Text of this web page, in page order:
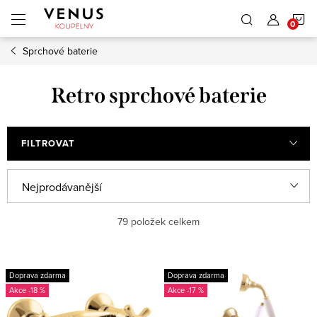
obsah
Sprchové baterie
Retro sprchové baterie
FILTROVAT
a
n
í
Nejprodávanější
Abecedně
79 položek celkem
V
ý
p
Doprava zdarma
-18 %
Doprava zdarma
-17 %